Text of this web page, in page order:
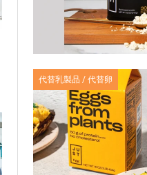
代替乳製品 / 代替卵